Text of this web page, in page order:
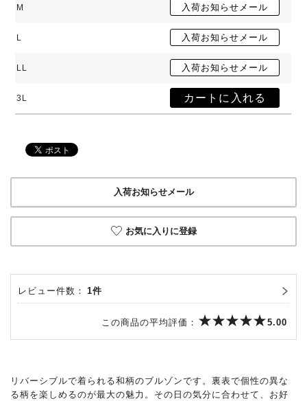
M
L
LL
3L
入荷お知らせメール
お気に入りに登録
レビュー件数： 1件
この商品の平均評価： 5.00
リバーシブルで着られる和柄のブルゾンです。裏表で個性の異な
る柄を楽しめるのが最大の魅力。その日の気分に合わせて、お好